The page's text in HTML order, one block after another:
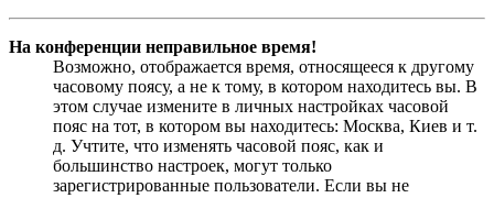
На конференции неправильное время!
Возможно, отображается время, относящееся к другому
часовому поясу, а не к тому, в котором находитесь вы. В
этом случае измените в личных настройках часовой
пояс на тот, в котором вы находитесь: Москва, Киев и т.
д. Учтите, что изменять часовой пояс, как и
большинство настроек, могут только
зарегистрированные пользователи. Если вы не